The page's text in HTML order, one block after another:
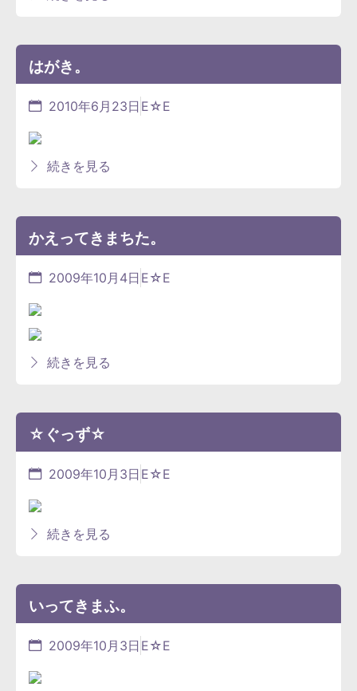
はがき。
2010年6月23日 E☆E
続きを見る
かえってきまちた。
2009年10月4日 E☆E
続きを見る
☆ぐっず☆
2009年10月3日 E☆E
続きを見る
いってきまふ。
2009年10月3日 E☆E